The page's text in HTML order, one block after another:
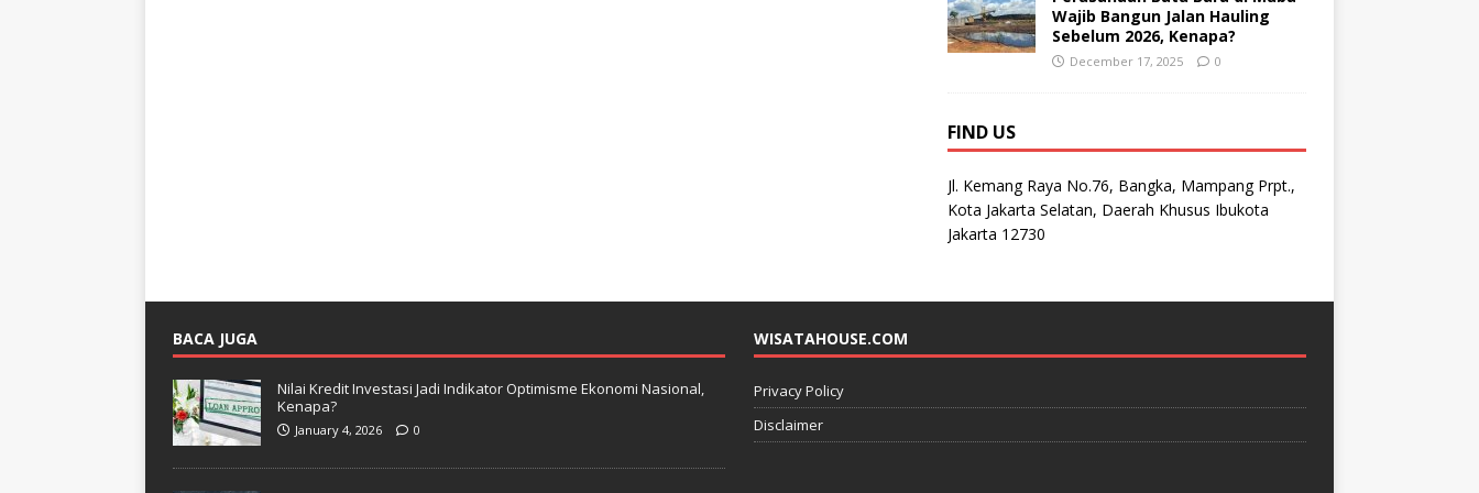
Wajib Bangun Jalan Hauling
Sebelum 2026, Kenapa?
December 17, 2025 0
FIND US
Jl. Kemang Raya No.76, Bangka, Mampang Prpt.,
Kota Jakarta Selatan, Daerah Khusus Ibukota
Jakarta 12730
BACA JUGA
Nilai Kredit Investasi Jadi Indikator Optimisme Ekonomi Nasional,
Kenapa?
January 4, 2026 0
WISATAHOUSE.COM
Privacy Policy
Disclaimer